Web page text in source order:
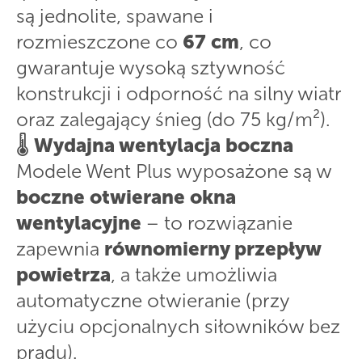
są jednolite, spawane i
rozmieszczone co 67 cm, co
gwarantuje wysoką sztywność
konstrukcji i odporność na silny wiatr
oraz zalegający śnieg (do 75 kg/m²).
🌡️ Wydajna wentylacja boczna
Modele Went Plus wyposażone są w
boczne otwierane okna
wentylacyjne – to rozwiązanie
zapewnia równomierny przepływ
powietrza, a także umożliwia
automatyczne otwieranie (przy
użyciu opcjonalnych siłowników bez
prądu).